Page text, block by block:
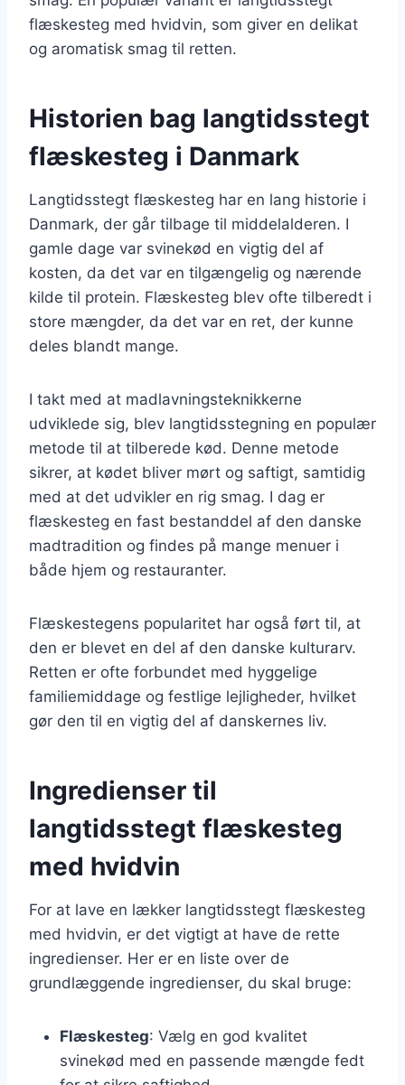
flæskesteg med hvidvin, som giver en delikat
og aromatisk smag til retten.
Historien bag langtidsstegt
flæskesteg i Danmark
Langtidsstegt flæskesteg har en lang historie i
Danmark, der går tilbage til middelalderen. I
gamle dage var svinekød en vigtig del af
kosten, da det var en tilgængelig og nærende
kilde til protein. Flæskesteg blev ofte tilberedt i
store mængder, da det var en ret, der kunne
deles blandt mange.
I takt med at madlavningsteknikkerne
udviklede sig, blev langtidsstegning en populær
metode til at tilberede kød. Denne metode
sikrer, at kødet bliver mørt og saftigt, samtidig
med at det udvikler en rig smag. I dag er
flæskesteg en fast bestanddel af den danske
madtradition og findes på mange menuer i
både hjem og restauranter.
Flæskestegens popularitet har også ført til, at
den er blevet en del af den danske kulturarv.
Retten er ofte forbundet med hyggelige
familiemiddage og festlige lejligheder, hvilket
gør den til en vigtig del af danskernes liv.
Ingredienser til
langtidsstegt flæskesteg
med hvidvin
For at lave en lækker langtidsstegt flæskesteg
med hvidvin, er det vigtigt at have de rette
ingredienser. Her er en liste over de
grundlæggende ingredienser, du skal bruge:
Flæskesteg: Vælg en god kvalitet
svinekød med en passende mængde fedt